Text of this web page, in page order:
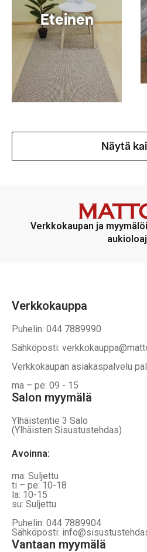
Eteinen
Näytä
Verkkokaupan ja
Verkkokauppa
Puhelin: 044 7889990
Sähköposti:
Verkkokaupan asiakaspalvelu
ma – pe: 09 - 15
Salon myymälä
Ylhäistentie 3 Salo
(Ylhäisten Sisustustehdas)
Avoinna:
ma: Suljettu
ti – pe: 10-18
la: 10-15
su: Suljettu
Puhelin: 044 7889904
Sähköposti:
Vantaan myymälä